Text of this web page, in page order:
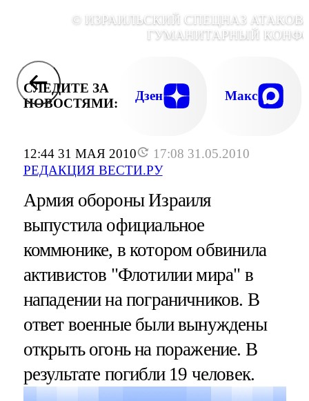
12:44 31 МАЯ 2010
17:08 31.05.2010
РЕДАКЦИЯ ВЕСТИ.РУ
© ИЗРАИЛЬСКИЙ СПЕЦНАЗ
ГУМАНИТАРНЫЙ
СЛЕДИТЕ ЗА
НОВОСТЯМИ:
Дзен Макс
Армия обороны Израиля
выпустила официальное
коммюнике, в котором обвинила
активистов "Флотилии мира" в
нападении на пограничников. В
ответ военные были вынуждены
открыть огонь на поражение. В
результате погибли 19 человек.